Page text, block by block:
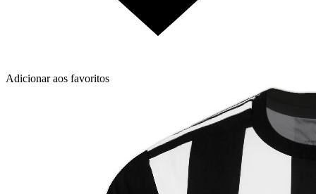
Adicionar aos favoritos